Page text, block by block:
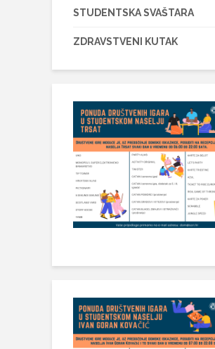
STUDENTSKA SVAŠTARA
ZDRAVSTVENI KUTAK